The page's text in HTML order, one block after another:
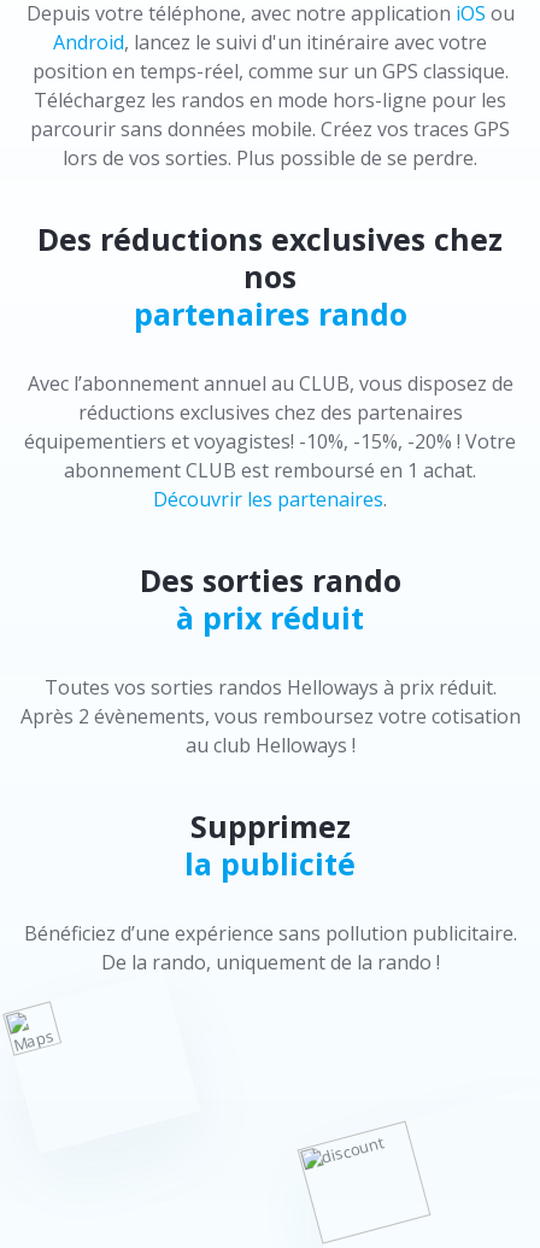
Depuis votre téléphone, avec notre application iOS ou
Android, lancez le suivi d'un itinéraire avec votre
position en temps-réel, comme sur un GPS classique.
Téléchargez les randos en mode hors-ligne pour les
parcourir sans données mobile. Créez vos traces GPS
lors de vos sorties. Plus possible de se perdre.
Des réductions exclusives chez
nos
partenaires rando
Avec l’abonnement annuel au CLUB, vous disposez de
réductions exclusives chez des partenaires
équipementiers et voyagistes! -10%, -15%, -20% ! Votre
abonnement CLUB est remboursé en 1 achat.
Découvrir les partenaires.
Des sorties rando
à prix réduit
Toutes vos sorties randos Helloways à prix réduit.
Après 2 évènements, vous remboursez votre cotisation
au club Helloways !
Supprimez
la publicité
Bénéficiez d’une expérience sans pollution publicitaire.
De la rando, uniquement de la rando !